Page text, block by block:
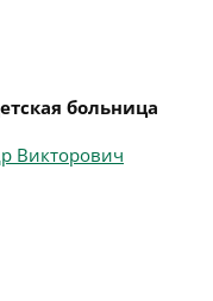
больница
Викторович